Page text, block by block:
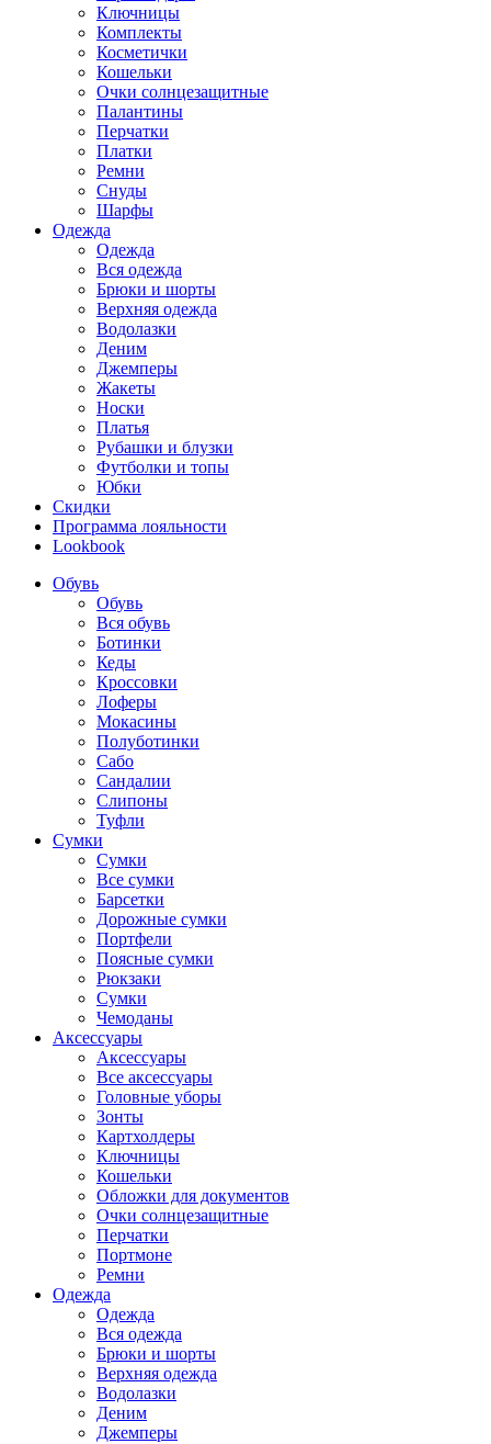
Ключницы
Комплекты
Косметички
Кошельки
Очки солнцезащитные
Палантины
Перчатки
Платки
Ремни
Снуды
Шарфы
Одежда
Одежда
Вся одежда
Брюки и шорты
Верхняя одежда
Водолазки
Деним
Джемперы
Жакеты
Носки
Платья
Рубашки и блузки
Футболки и топы
Юбки
Скидки
Программа лояльности
Lookbook
Обувь
Обувь
Вся обувь
Ботинки
Кеды
Кроссовки
Лоферы
Мокасины
Полуботинки
Сабо
Сандалии
Слипоны
Туфли
Сумки
Сумки
Все сумки
Барсетки
Дорожные сумки
Портфели
Поясные сумки
Рюкзаки
Сумки
Чемоданы
Аксессуары
Аксессуары
Все аксессуары
Головные уборы
Зонты
Картхолдеры
Ключницы
Кошельки
Обложки для документов
Очки солнцезащитные
Перчатки
Портмоне
Ремни
Одежда
Одежда
Вся одежда
Брюки и шорты
Верхняя одежда
Водолазки
Деним
Джемперы